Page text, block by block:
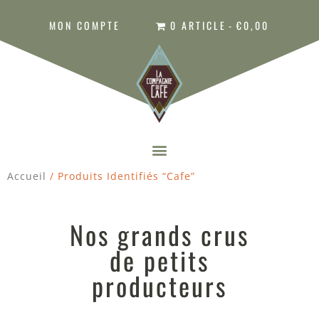
MON COMPTE 0 ARTICLE €0,00
Accueil / Produits Identifiés “cafe”
Nos grands crus
de petits
producteurs